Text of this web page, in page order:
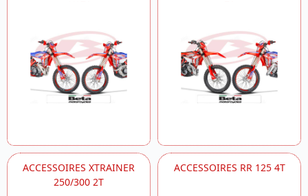
ACCESSOIRES XTRAINER
250/300 2T
ACCESSOIRES RR 125 4T